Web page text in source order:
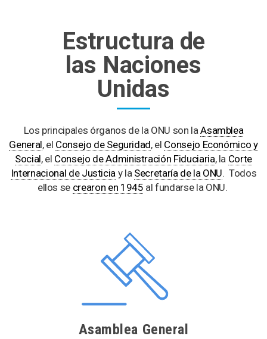
Estructura de
las Naciones
Unidas
Los principales órganos de la ONU son laAsamblea
General, el Consejo de Seguridad, el Consejo Económico y
Social, el Consejo de Administración Fiduciaria, la Corte
Internacional de Justicia y la Secretaría de la ONU. Todos
ellos se crearon en 1945 al fundarse la ONU.
Asamblea General